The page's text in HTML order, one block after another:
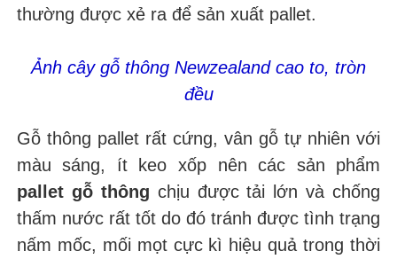
thường được xẻ ra để sản xuất pallet.
Ảnh cây gỗ thông Newzealand cao to, tròn
đều
Gỗ thông pallet rất cứng, vân gỗ tự nhiên với
màu sáng, ít keo xốp nên các sản phẩm
pallet gỗ thông chịu được tải lớn và chống
thấm nước rất tốt do đó tránh được tình trạng
nấm mốc, mối mọt cực kì hiệu quả trong thời